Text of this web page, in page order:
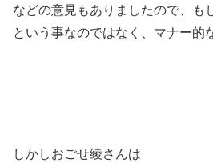
などの意見もありましたので、も
という事なのではなく、マナー的
しかしおごせ綾さんは